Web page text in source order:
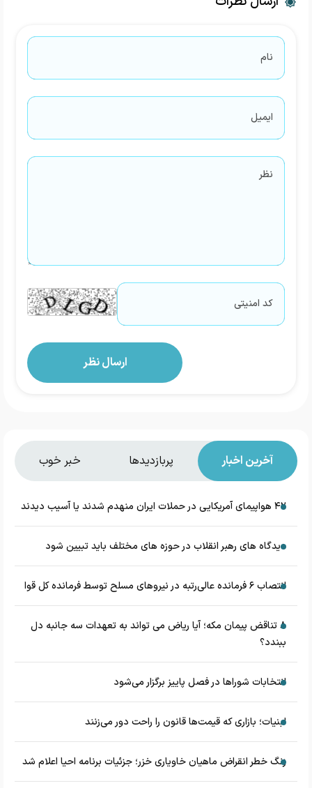
آخرین اخبار پربازدیدها خبر خوب
۴۲ هواپیمای آمریکایی در حملات ایران منهدم شدند یا آسیب دیدند
دیدگاه های رهبر انقلاب در حوزه های مختلف باید تبیین شود
انتصاب ۶ فرمانده عالی‌رتبه در نیروهای مسلح توسط فرمانده کل قوا
۸ تناقض‌ پیمان مکه؛ آیا ریاض می تواند به تعهدات سه جانبه دل
ببندد؟
انتخابات شوراها در فصل پاییز برگزار می‌شود
لبنیات؛ بازاری که قیمت‌ها قانون را راحت دور می‌زنند
زنگ خطر انقراض ماهیان خاویاری خزر؛ جزئیات برنامه احیا اعلام شد